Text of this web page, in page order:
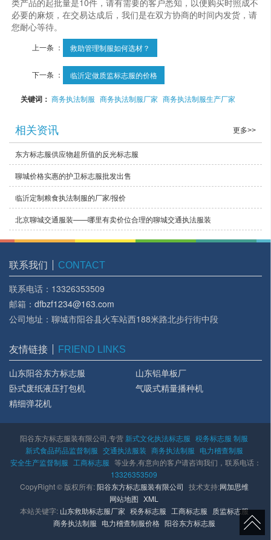
类产品的起批量是10件，请有需要的客户悉知，以便购买时照成不
必要的麻烦，在交易达成后，我们是在双方协商的时间内发货，请
您耐心等待。
上一条 ： 救助管理制服如何选材？
下一条 ： 临沂定做质监标志服的价格
关键词：商务执法制服 商务执法制服厂家 商务执法制服生产厂家
相关资讯 更多>>
东方标志服供应物超所值的反光标志服
聊城价格实惠的护卫标志服批发出售
临沂定制粮食执法制服的厂家/报价
北京聊城交通服装——哪里有卖价位合理的聊城交通执法服装
联系我们 CONTACT
联系电话：13326353509
邮箱： dfbzf1234@163.com
公司地址：聊城市阳谷县火车站西188米路北步行街中段
友情链接 FRIEND LINKS
山东阳谷东方标志服
山东铝单板厂
卧式废纸液压打包机
气吸式精量播种机
精细弹花机
阳谷东方标志服装有限公司,专营 新式文化执法标志服 税务标志服 制服
新式食品药品监督制服 交通执法服装 商务执法制服 电力稽查制服
安全生产监督制服 工商标志服 等业务,有意向的客户请咨询我们，联系电话：
13326353509
CopyRight © 版权所有:阳谷东方标志服装有限公司 技术支持:网加思维
网站地图 XML
本站关键字: 山东救助标志服厂家 税务标志服 工商标志服
质监标志服
商务执法制服 电力稽查制服价格 阳谷东方标志服